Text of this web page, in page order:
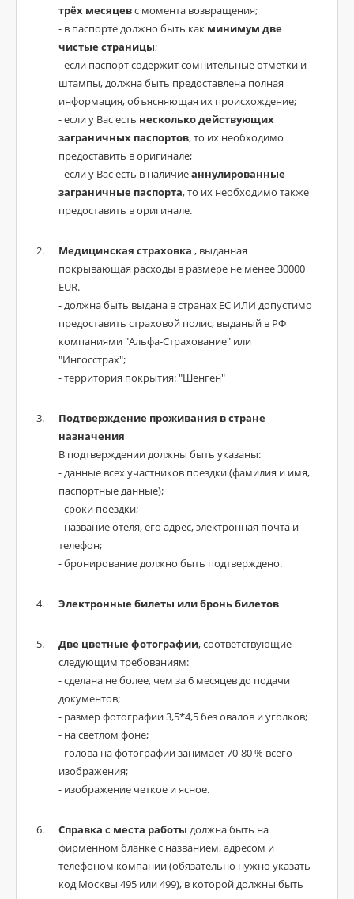
трёх месяцевс момента возвращения;
- в паспорте должно быть как минимум две
чистые страницы;
- если паспорт содержит сомнительные отметки и
штампы, должна быть предоставлена полная
информация, объясняющая их происхождение;
- если у Вас есть несколько действующих
заграничных паспортов, то их необходимо
предоставить в оригинале;
- если у Вас есть в наличиеаннулированные
заграничные паспорта, то их необходимо также
предоставить в оригинале.
Медицинская страховка , выданная
покрывающая расходы в размере не менее 30000
EUR.
- должна быть выдана в странах ЕС ИЛИ допустимо
предоставить страховой полис, выданый в РФ
компаниями "Альфа-Страхование" или
"Ингосстрах";
- территория покрытия: "Шенген"
Подтверждение проживания в стране
назначения
В подтверждении должны быть указаны:
- данные всех участников поездки (фамилия и имя,
паспортные данные);
- сроки поездки;
- название отеля, его адрес, электронная почта и
телефон;
- бронирование должно быть подтверждено.
Электронные билеты или бронь билетов
Две цветные фотографии, соответствующие
следующим требованиям:
- сделана не более, чем за 6 месяцев до подачи
документов;
- размер фотографии 3,5*4,5 без овалов и уголков;
- на светлом фоне;
- голова на фотографии занимает 70-80 % всего
изображения;
- изображение четкое и ясное.
Справка с места работы должна быть на
фирменном бланке с названием, адресом и
телефоном компании (обязательно нужно указать
код Москвы 495 или 499), в которой должны быть